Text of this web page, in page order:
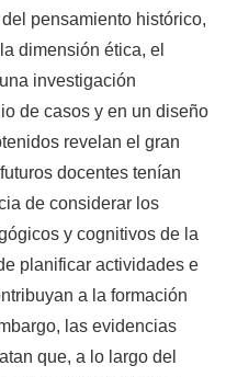
pensamiento histórico,
dimensión ética, el
investigación
de casos y en un diseño
revelan el gran
docentes tenían
de considerar los
y cognitivos de la
planificar actividades e
a la formación
las evidencias
que, a lo largo del